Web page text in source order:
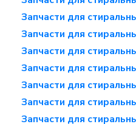
Запчасти для
Запчасти для
Запчасти для
Запчасти для
Запчасти для
Запчасти для
Запчасти для